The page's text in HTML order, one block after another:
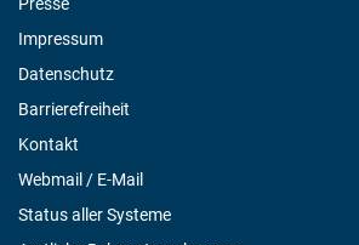
Impressum
Datenschutz
Barrierefreiheit
Kontakt
Webmail / E-Mail
Status aller Systeme